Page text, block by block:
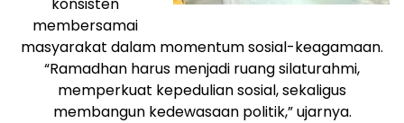
membersamai
masyarakat dalam momentum sosial-keagamaan.
“Ramadhan harus menjadi ruang silaturahmi,
memperkuat kepedulian sosial, sekaligus
membangun kedewasaan politik,” ujarnya.